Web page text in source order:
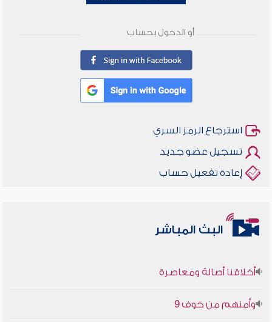
أو الدخول بحساب
استرجاع الرمز السري
تسجيل عضو جديد
إعادة تفعيل حساب
البث المباشر
أخلاقنا أصالة ومعاصرة
وأمنهم من خوف 9